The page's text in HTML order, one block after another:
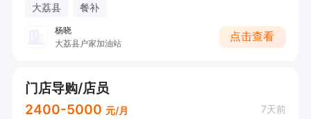
大荔县 餐补
杨晓
大荔县户家加油站
点击查看
门店导购/店员
2400-5000 元/月 7天前